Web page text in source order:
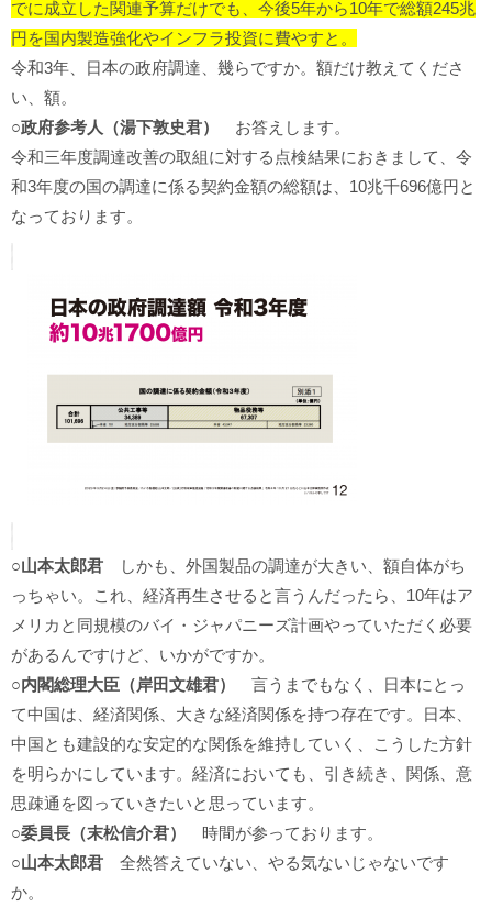
でに成立した関連予算だけでも、今後5年から10年で総額245兆
円を国内製造強化やインフラ投資に費やすと。
令和3年、日本の政府調達、幾らですか。額だけ教えてくださ
い、額。
○政府参考人（湯下敦史君）
お答えします。
令和三年度調達改善の取組に対する点検結果におきまして、令
和3年度の国の調達に係る契約金額の総額は、10兆千696億円と
なっております。
○山本太郎君 しかも、外国製品の調達が大きい、額自体がち
っちゃい。これ、経済再生させると言うんだったら、10年はア
メリカと同規模のバイ・ジャパニーズ計画やっていただく必要
があるんですけど、いかがですか。
○内閣総理大臣（岸田文雄君）
言うまでもなく、日本にとっ
て中国は、経済関係、大きな経済関係を持つ存在です。日本、
中国とも建設的な安定的な関係を維持していく、こうした方針
を明らかにしています。経済においても、引き続き、関係、意
思疎通を図っていきたいと思っています。
○委員長（末松信介君）
時間が参っております。
○山本太郎君 全然答えていない、やる気ないじゃないです
か。